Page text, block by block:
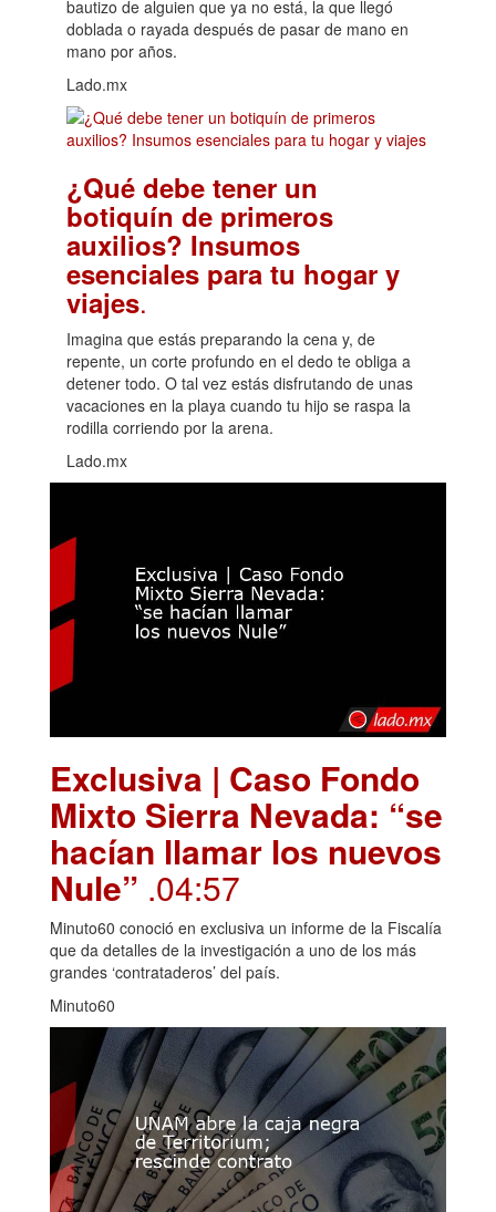
bautizo de alguien que ya no está, la que llegó
doblada o rayada después de pasar de mano en
mano por años.
Lado.mx
¿Qué debe tener un
botiquín de primeros
auxilios? Insumos
esenciales para tu hogar y
viajes.
Imagina que estás preparando la cena y, de
repente, un corte profundo en el dedo te obliga a
detener todo. O tal vez estás disfrutando de unas
vacaciones en la playa cuando tu hijo se raspa la
rodilla corriendo por la arena.
Lado.mx
Exclusiva | Caso Fondo
Mixto Sierra Nevada: “se
hacían llamar los nuevos
Nule” .04:57
Minuto60 conoció en exclusiva un informe de la Fiscalía
que da detalles de la investigación a uno de los más
grandes ‘contrataderos’ del país.
Minuto60